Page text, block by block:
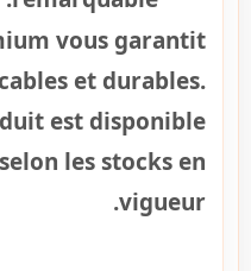
vous garantit
et durables.
est disponible
les stocks en
vigueur.